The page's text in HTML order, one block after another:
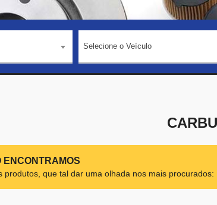
Selecione o Veículo
produtos, que tal dar uma olhada nos mais procurados: